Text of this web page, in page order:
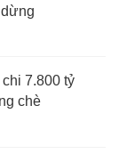
7.800 tỷ
chè